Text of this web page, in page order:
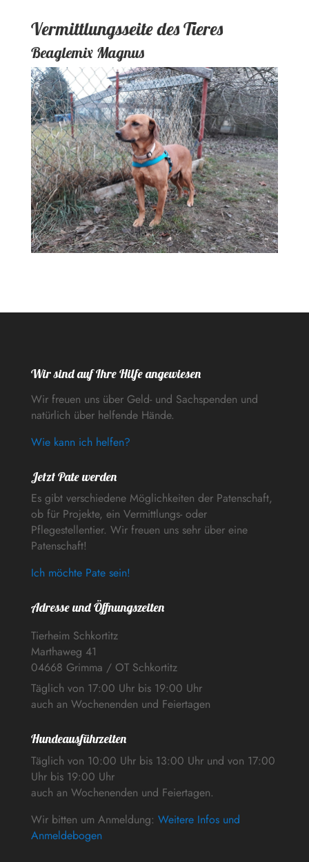
Vermittlungsseite des Tieres
Beaglemix Magnus
Wir sind auf Ihre Hilfe angewiesen
Wir freuen uns über Geld- und Sachspenden und
natürlich über helfende Hände.
Wie kann ich helfen?
Jetzt Pate werden
Es gibt verschiedene Möglichkeiten der Patenschaft,
ob für Projekte, ein Vermittlungs- oder
Pflegestellentier. Wir freuen uns sehr über eine
Patenschaft!
Ich möchte Pate sein!
Adresse und Öffnungszeiten
Tierheim Schkortitz
Marthaweg 41
04668 Grimma / OT Schkortitz
Täglich von 17:00 Uhr bis 19:00 Uhr
auch an Wochenenden und Feiertagen
Hundeausführzeiten
Täglich von 10:00 Uhr bis 13:00 Uhr und von 17:00
Uhr bis 19:00 Uhr
auch an Wochenenden und Feiertagen.
Wir bitten um Anmeldung: Weitere Infos und
Anmeldebogen